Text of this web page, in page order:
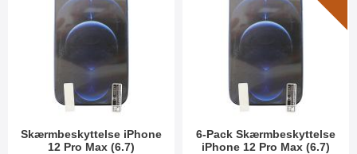
Skærmbeskyttelse iPhone
12 Pro Max (6.7)
6-Pack Skærmbeskyttelse
iPhone 12 Pro Max (6.7)